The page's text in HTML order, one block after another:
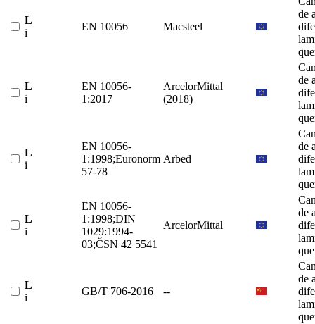
L
i
EN 10056 Macsteel
de
L
i
EN 10056-
1:2017
ArcelorMittal
(2018)
de
L
i
EN 10056-
1:1998;Euronorm
57-78
Arbed
de
L
i
EN 10056-
1:1998;DIN
1029:1994-
03;ČSN 42 5541
ArcelorMittal
de
L
i
GB/T 706-2016 --
de